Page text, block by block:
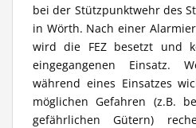
bei der Stützpunktwehr des
in Wörth. Nach einer
wird die FEZ besetzt und
eingegangenen Einsatz.
während eines Einsatzes
möglichen Gefahren (z.B.
gefährlichen Gütern)